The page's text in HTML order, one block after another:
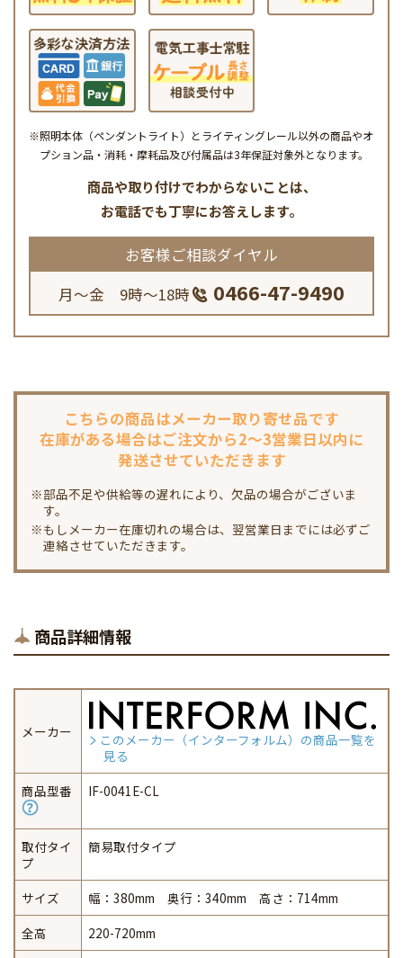
※照明本体（ペンダントライト）とライティングレール以外の商品やオ
プション品・消耗・摩耗品及び付属品は3年保証対象外となります。
商品や取り付けでわからないことは、
お電話でも丁寧にお答えします。
お客様ご相談ダイヤル
月～金 9時～18時
0466-47-9490
こちらの商品はメーカー取り寄せ品です
在庫がある場合はご注文から2～3営業日以内に
発送させていただきます
※部品不足や供給等の遅れにより、欠品の場合がございま
す。
※もしメーカー在庫切れの場合は、翌営業日までには必ずご
連絡させていただきます。
商品詳細情報
メーカー
このメーカー（インターフォルム）の商品一覧を
見る
商品型番
IF-0041E-CL
取付タイ
プ
簡易取付タイプ
サイズ
幅：380mm 奥行：340mm 高さ：714mm
全高
220-720mm